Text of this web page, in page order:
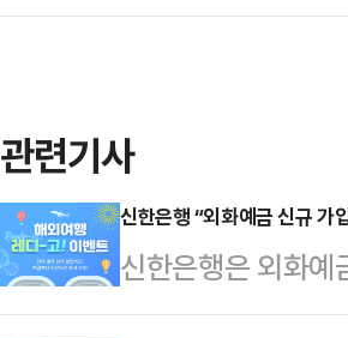
관련기사
신한은행 “외화예금 신규 가
신한은행은 외화예
공하는 ‘해외여행